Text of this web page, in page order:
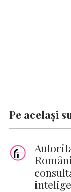
Pe același